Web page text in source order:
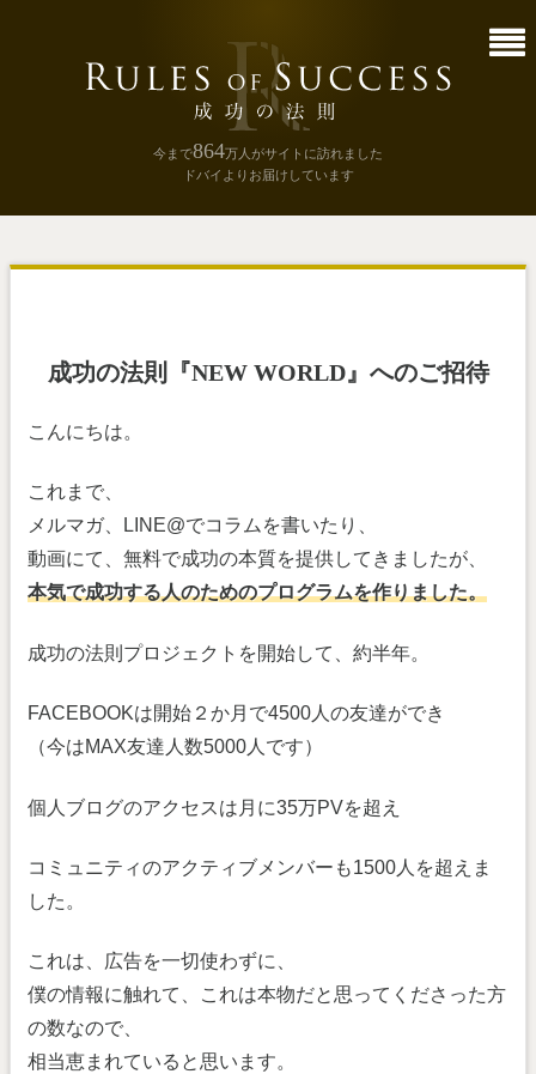
今まで864万人 がサイトに訪れました
ドバイよりお届けしています
成功の法則『NEW WORLD』へのご招待
こんにちは。
これまで、
メルマガ、LINE@でコラムを書いたり、
動画にて、無料で成功の本質を提供してきましたが、
本気で成功する人のためのプログラムを作りました。
成功の法則プロジェクトを開始して、約半年。
FACEBOOKは開始２か月で4500人の友達ができ
（今はMAX友達人数5000人です）
個人ブログのアクセスは月に35万PVを超え
コミュニティのアクティブメンバーも1500人を超えま
した。
これは、広告を一切使わずに、
僕の情報に触れて、これは本物だと思ってくださった方
の数なので、
相当恵まれていると思います。